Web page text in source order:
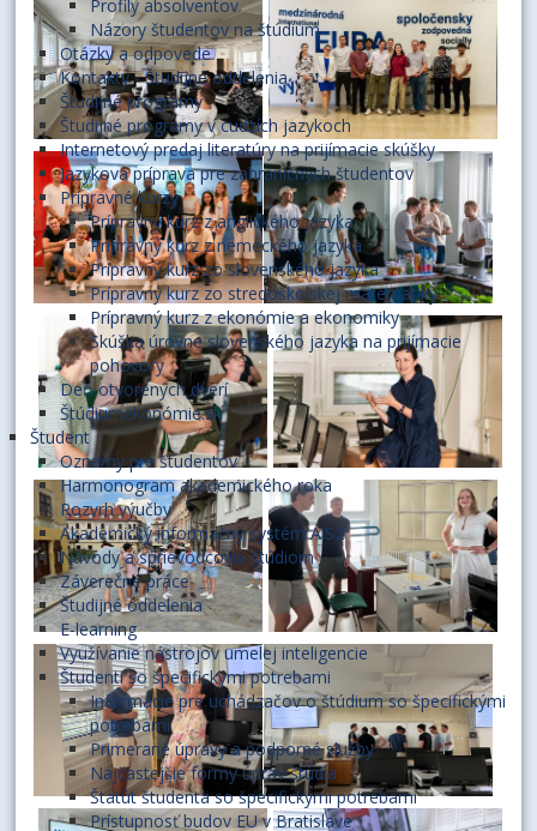
Profily absolventov
Názory študentov na štúdium
Otázky a odpovede
Kontakty - Študijné oddelenia
Študijné programy
Študijné programy v cudzích jazykoch
Internetový predaj literatúry na prijímacie skúšky
Jazyková príprava pre zahraničných študentov
Prípravné kurzy
Prípravný kurz z anglického jazyka
Prípravný kurz z nemeckého jazyka
Prípravný kurz zo slovenského jazyka
Prípravný kurz zo stredoškolskej matematiky
Prípravný kurz z ekonómie a ekonomiky
Skúška úrovne slovenského jazyka na prijímacie
pohovory
Deň otvorených dverí
Štúdiumekonómie.sk
Študent
Oznamy pre študentov
Harmonogram akademického roka
Rozvrh výučby
Akademický informačný systém AiS2
Návody a sprievodcovia štúdiom
Záverečné práce
Študijné oddelenia
E-learning
Využívanie nástrojov umelej inteligencie
Študenti so špecifickými potrebami
Informácie pre uchádzačov o štúdium so špecifickými
potrebami
Primerané úpravy a podporné služby
Najčastejšie formy úprav štúdia
Štatút študenta so špecifickými potrebami
Prístupnosť budov EU v Bratislave